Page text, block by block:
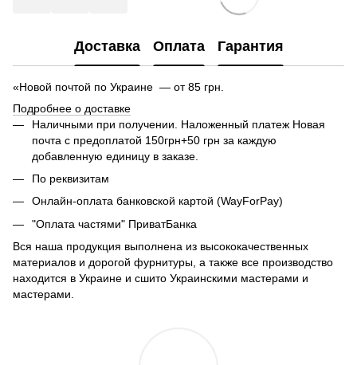
Доставка Оплата Гарантия
«Новой почтой по Украине — от 85 грн.
Подробнее о доставке
Наличными при получении. Наложенный платеж Новая
почта с предоплатой 150грн+50 грн за каждую
добавленную единицу в заказе.
По реквизитам
Онлайн-оплата банковской картой (WayForPay)
"Оплата частями" ПриватБанка
Вся наша продукция выполнена из высококачественных
материалов и дорогой фурнитуры, а также все производство
находится в Украине и сшито Украинскими мастерами и
мастерами.